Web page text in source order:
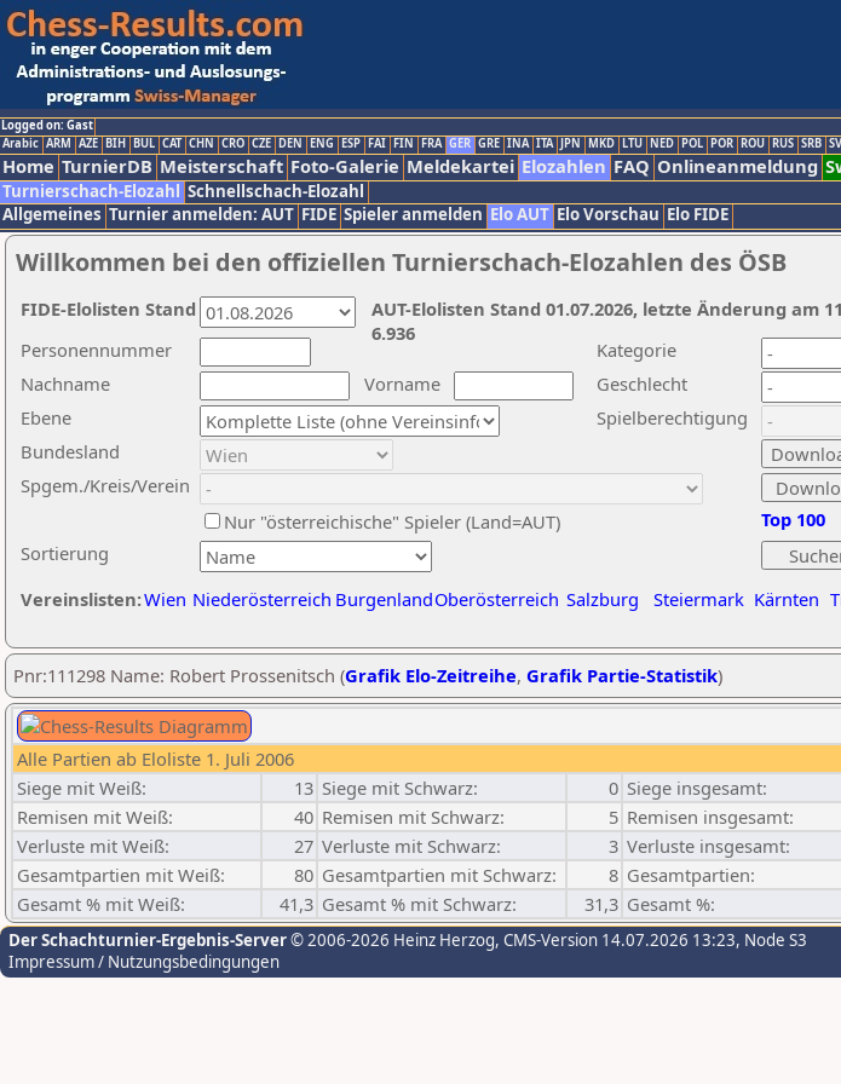
Logged on: Gast
Arabic ARM AZE BIH BUL CAT CHN CRO CZE DEN ENG ESP FAI FIN FRA GER GRE INA ITA JPN MKD LTU NED POL POR ROU RUS SRB
Home TurnierDB Meisterschaft Foto-Galerie Meldekartei Elozahlen FAQ Onlineanmeldung
Turnierschach-Elozahl Schnellschach-Elozahl
Allgemeines Turnier anmelden: AUT FIDE Spieler anmelden Elo AUT Elo Vorschau Elo FIDE
Willkommen bei den offiziellen Turnierschach-Elozahlen des ÖSB
Nachname
Vorname
Ebene
Kategorie
Sortierung
Personennummer
Bundesland
Spgem./Kreis/Verein
Geschlecht
Nur "österreichische" Spieler (Land=AUT)
Spielberechtigung
Vereinslisten:Wien Niederösterreich BurgenlandOberösterreich Salzburg Steiermark Kärnten
Top 100
AUT-Elolisten Stand 01.07.2026, letzte Änderung am
6.936
FIDE-Elolisten Stand
Pnr:111298 Name: Robert Prossenitsch (Grafik Elo-Zeitreihe, Grafik Partie-Statistik)
Alle Partien ab Eloliste 1. Juli 2006
Siege mit Weiß:
13 Siege mit Schwarz: 0 Siege insgesamt:
Remisen mit Weiß:
40 Remisen mit Schwarz: 5 Remisen insgesamt:
Verluste mit Weiß:
27 Verluste mit Schwarz: 3 Verluste insgesamt:
Gesamtpartien mit Weiß:
80 Gesamtpartien mit Schwarz: 8 Gesamtpartien:
Gesamt % mit Weiß:
41,3 Gesamt % mit Schwarz: 31,3 Gesamt %:
Der Schachturnier-Ergebnis-Server© 2006-2026 Heinz Herzog, CMS-Version 14.07.2026 13:23, Node S3
Impressum / Nutzungsbedingungen